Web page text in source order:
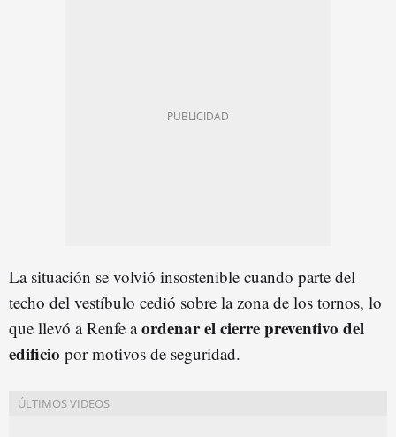
La situación se volvió insostenible cuando parte del
techo del vestíbulo cedió sobre la zona de los tornos, lo
que llevó a Renfe aordenar el cierre preventivo del
edificio por motivos de seguridad.